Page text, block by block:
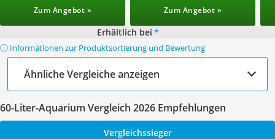
Zum Angebot » Zum Angebot »
Erhältlich bei *
ⓘ Informationen zur Produktsortierung und Bewertung
Ähnliche Vergleiche anzeigen
60-Liter-Aquarium Vergleich 2026 Empfehlungen
Vergleichssieger